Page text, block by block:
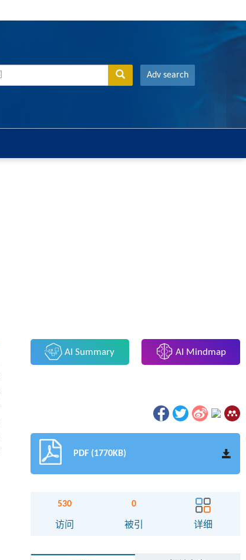
Adv search
AI Summary AI Mindmap
PDF (1770KB)
530
访问
0
被引 详细